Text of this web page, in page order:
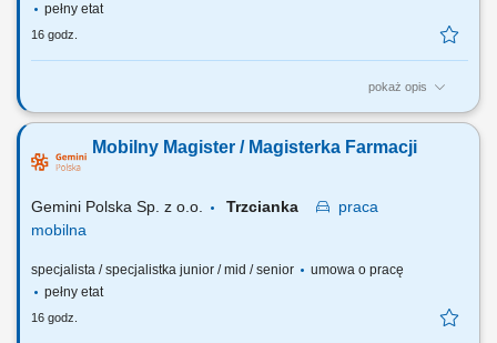
pełny etat
16 godz.
pokaż opis
Czego możesz się spodziewać? dynamiki pracy – z jednej strony
to Ty jesteś ekspertem – wierzymy w Twoją fachową wiedzę, dlatego
każdemu Pacjentowi możesz poświęcić tyle czasu, ile potrzebujesz i to
Mobilny Magister / Magisterka Farmacji
Gemini Polska Sp. z o.o. Trzcianka
praca
mobilna
specjalista / specjalistka junior / mid / senior
umowa o pracę
pełny etat
16 godz.